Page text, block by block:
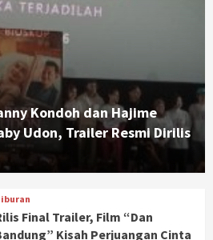
Kondoh dan Hajime
Udon, Trailer Resmi Dirilis
Final Trailer, Film “Dan
Kisah Perjuangan Cinta